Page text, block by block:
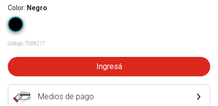
Color: Negro
Código:7008277
Ingresá
Medios de pago